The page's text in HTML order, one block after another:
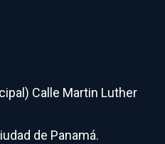
Calle Martin Luther
de Panamá.